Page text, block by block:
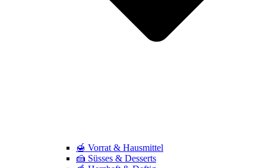
🍯 Vorrat & Hausmittel
🍰 Süsses & Desserts